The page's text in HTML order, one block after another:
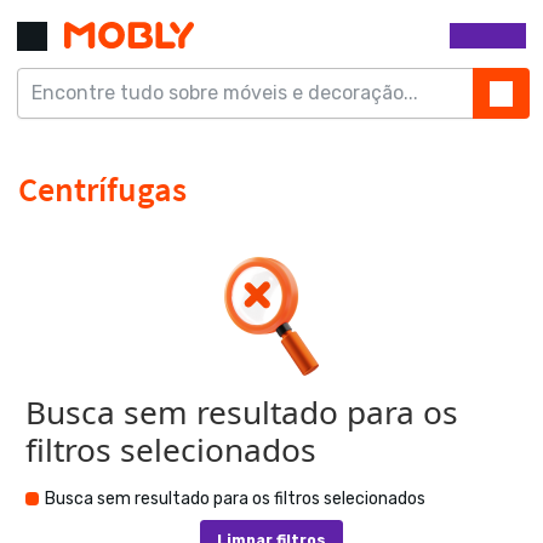
Busca sem resultado para os
filtros selecionados
Busca sem resultado para os filtros selecionados